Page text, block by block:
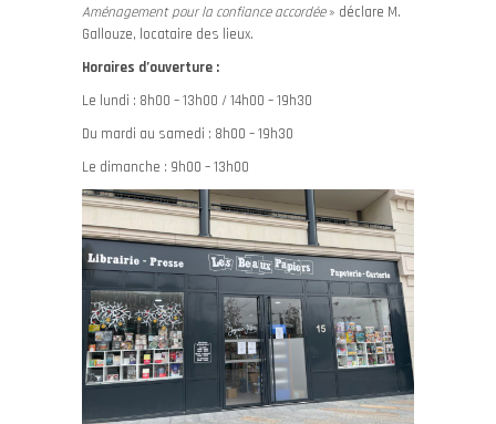
Aménagement pour la confiance accordée» déclare M.
Gallouze, locataire des lieux.
Horaires d’ouverture :
Le lundi : 8h00 – 13h00 / 14h00 – 19h30
Du mardi au samedi : 8h00 – 19h30
Le dimanche : 9h00 – 13h00